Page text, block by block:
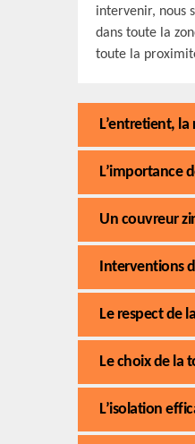
intervenir, nous
dans toute la
toute la
L’entretient,
L’importance
Un couvreur
Interventions
Le respect de
Le choix de la
L’isolation